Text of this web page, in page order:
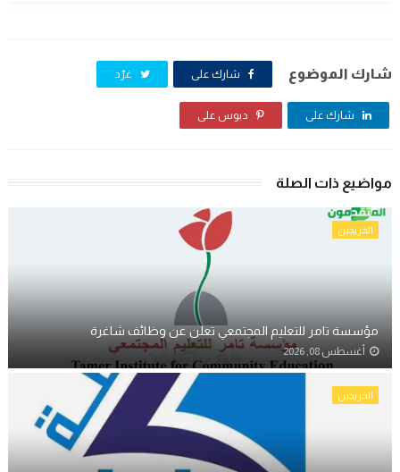
شارك الموضوع شارك على غرّد
شارك على دبوس على
مواضيع ذات الصلة
الخريجين
مؤسسة تامر للتعليم المجتمعي تعلن عن وظائف شاغرة
أغسطس 08, 2026
الخريجين